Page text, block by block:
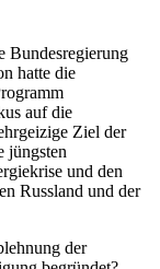
Bundesregierung
hatte die
auf die
Ziel der
jüngsten
und den
Russland und der
der